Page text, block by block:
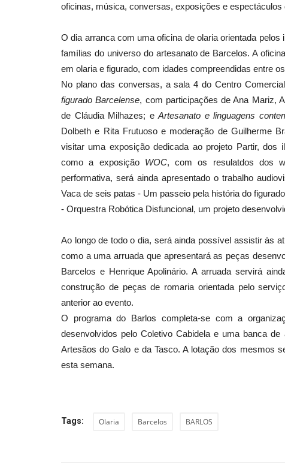
oficinas, música, conversas, exposições e espectáculos
O dia arranca com uma oficina de olaria orientada
famílias do universo do artesanato de Barcelos. A
em olaria e figurado, com idades compreendidas entre
No plano das conversas, a sala 4 do Centro
figurado Barcelense, com participações de Ana Mariz,
de Cláudia Milhazes; eArtesanato e linguagens
Dolbeth e Rita Frutuoso e moderação de Guilherme
visitar uma exposição dedicada ao projeto Partir, dos
como a exposição WOC, com os resulatdos dos
performativa, será ainda apresentado o trabalho
Vaca de seis patas - Um passeio pela história do
- Orquestra Robótica Disfuncional, um projeto
Ao longo de todo o dia, será ainda possível assistir às
como a uma arruada que apresentará as peças
Barcelos e Henrique Apolinário. A arruada servirá
construção de peças de romaria orientada pelo
anterior ao evento.
O programa do Barlos completa-se com a
desenvolvidos pelo Coletivo Cabidela e uma banca
Artesãos do Galo e da Tasco. A lotação dos mesmos
esta semana.
Tags: Olaria Barcelos BARLOS
Cultura
Exposição na Praça Teixeira
propõe passeio pela história...